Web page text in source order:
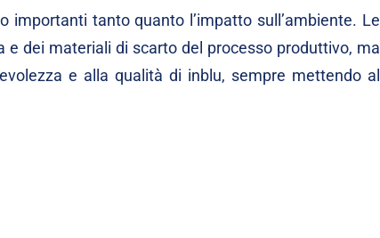
importanti tanto quanto l’impatto sull’ambiente. Le
dei materiali di scarto del processo produttivo, ma
e alla qualità di inblu, sempre mettendo al